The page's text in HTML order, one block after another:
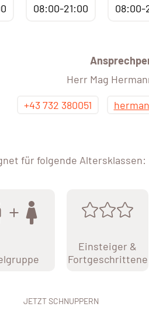
08:00-21:00 08:00-
Herr Mag
+43 732 380051
für folgende Altersklassen:
Einsteiger &
Fortgeschrittene
JETZT SCHNUPPERN